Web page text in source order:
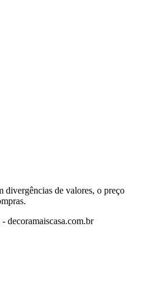
divergências de valores, o preço
decoramaiscasa.com.br